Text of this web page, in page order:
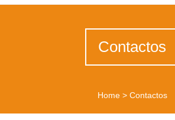
Contactos
Home> Contactos